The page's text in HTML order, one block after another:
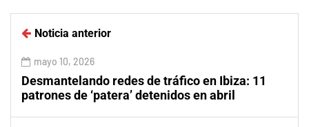
Noticia anterior
mayo 10, 2026
Desmantelando redes de tráfico en Ibiza: 11
patrones de ‘patera’ detenidos en abril